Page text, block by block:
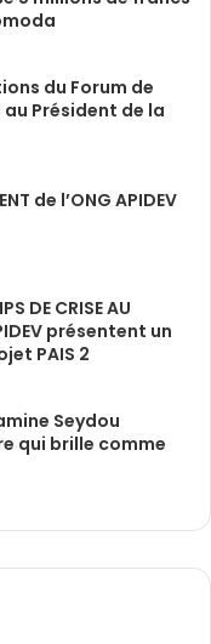
du Forum de
Président de la
de l’ONG APIDEV
DE CRISE AU
présentent un
PAIS 2
Seydou
qui brille comme